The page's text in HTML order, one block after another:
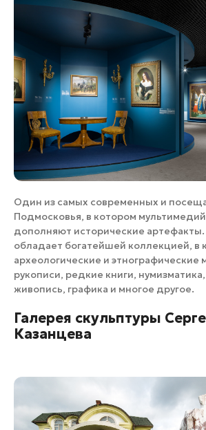
Один из самых современных и
Подмосковья, в котором
дополняют исторические
обладает богатейшей коллекцией, в
археологические и этнографические
рукописи, редкие книги,
живопись, графика и многое другое.
Галерея скульптуры
Казанцева